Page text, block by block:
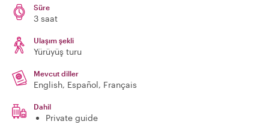
Süre
3 saat
Ulaşım şekli
Yürüyüş turu
Mevcut diller
English, Español, Français
Dahil
Private guide